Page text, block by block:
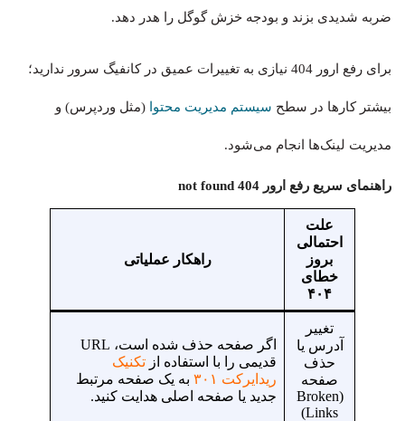
ضربه شدیدی بزند و بودجه خزش گوگل را هدر دهد.
برای رفع ارور 404 نیازی به تغییرات عمیق در کانفیگ سرور ندارید؛
بیشتر کارها در سطح سیستم مدیریت محتوا (مثل وردپرس) و
مدیریت لینک‌ها انجام می‌شود.
راهنمای سریع رفع ارور 404 not found
علت
احتمالی
بروز
خطای
۴۰۴
راهکار عملیاتی
تغییر
آدرس یا
حذف
صفحه
(Broken
Links)
اگر صفحه حذف شده است، URL
قدیمی را با استفاده از تکنیک
ریدایرکت ۳۰۱
به یک صفحه مرتبط
جدید یا صفحه اصلی هدایت کنید.